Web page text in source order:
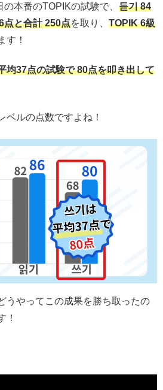
本番のTOPIKの試験で、 듣기 84
点と合計 250点を取り、 TOPIK 6級
す！
均37点の試験で 80点を叩き出して
ベルの点数ですよね！
うやってこの成果を勝ち取ったの
！